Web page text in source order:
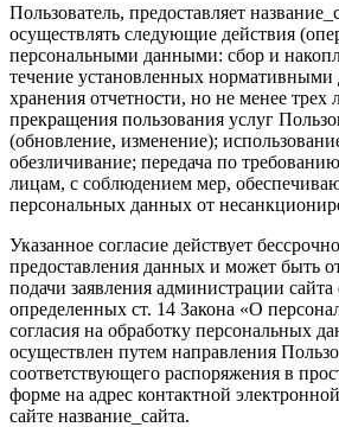
Пользователь, предоставляет
осуществлять следующие действия
персональными данными: сбор и
течение установленных нормативными
хранения отчетности, но не менее трех
прекращения пользования услуг
(обновление, изменение);
обезличивание; передача по
лицам, с соблюдением мер,
персональных данных от
Указанное согласие действует
предоставления данных и может быть
подачи заявления администрации
определенных ст. 14 Закона «О
согласия на обработку персональных
осуществлен путем направления
соответствующего распоряжения в
форме на адрес контактной
сайте название_сайта.